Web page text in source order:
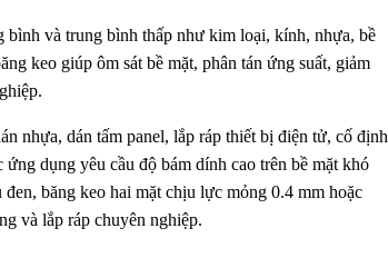
và trung bình thấp như kim loại, kính, nhựa, bề
keo giúp ôm sát bề mặt, phân tán ứng suất, giảm
nhựa, dán tấm panel, lắp ráp thiết bị điện tử, cố định
dụng yêu cầu độ bám dính cao trên bề mặt khó
băng keo hai mặt chịu lực mỏng 0.4 mm hoặc
và lắp ráp chuyên nghiệp.